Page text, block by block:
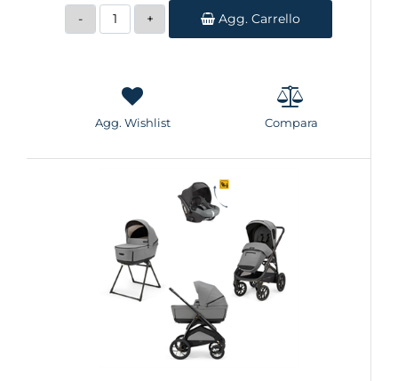
Quantità
Agg. Carrello
Agg. Wishlist Compara